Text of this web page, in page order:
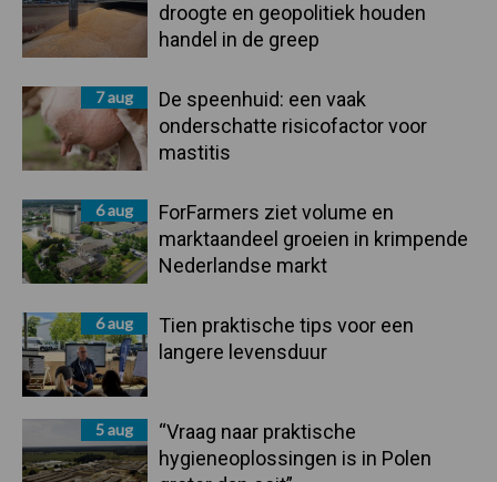
droogte en geopolitiek houden
handel in de greep
7 aug
De speenhuid: een vaak
onderschatte risicofactor voor
mastitis
6 aug
ForFarmers ziet volume en
marktaandeel groeien in krimpende
Nederlandse markt
6 aug
Tien praktische tips voor een
langere levensduur
5 aug
“Vraag naar praktische
hygieneoplossingen is in Polen